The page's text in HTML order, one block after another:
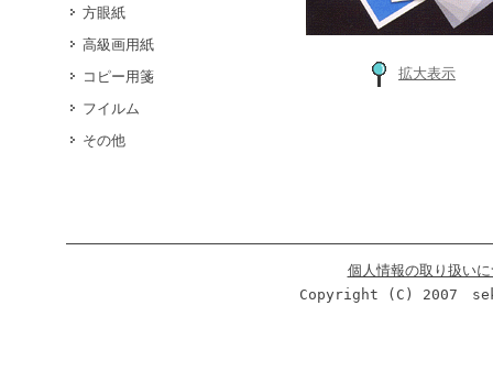
方眼紙
高級画用紙
コピー用箋
フイルム
その他
拡大表示
個人情報の取り扱い
Copyright (C) 2007